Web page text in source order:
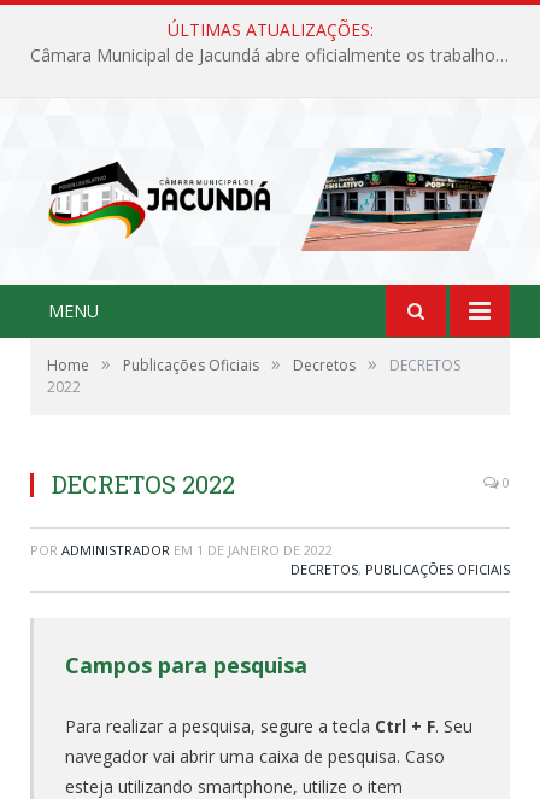
ÚLTIMAS ATUALIZAÇÕES:
Câmara Municipal de Jacundá abre oficialmente os trabalhos legislativos de 2026
MENU
Home » Publicações Oficiais » Decretos »
DECRETOS
2022
DECRETOS 2022 0
POR ADMINISTRADOR EM 1 DE JANEIRO DE 2022
DECRETOS, PUBLICAÇÕES OFICIAIS
Campos para pesquisa
Para realizar a pesquisa, segure a tecla Ctrl + F. Seu
navegador vai abrir uma caixa de pesquisa. Caso
esteja utilizando smartphone, utilize o item